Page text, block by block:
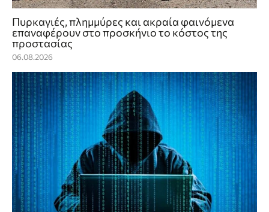
Πυρκαγιές, πλημμύρες και ακραία φαινόμενα
επαναφέρουν στο προσκήνιο το κόστος της
προστασίας
06.08.2026